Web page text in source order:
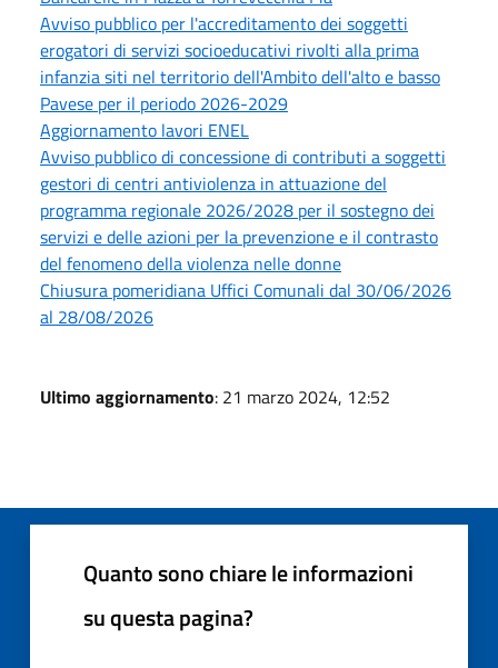
Avviso pubblico per l'accreditamento dei soggetti
erogatori di servizi socioeducativi rivolti alla prima
infanzia siti nel territorio dell'Ambito dell'alto e basso
Pavese per il periodo 2026-2029
Aggiornamento lavori ENEL
Avviso pubblico di concessione di contributi a soggetti
gestori di centri antiviolenza in attuazione del
programma regionale 2026/2028 per il sostegno dei
servizi e delle azioni per la prevenzione e il contrasto
del fenomeno della violenza nelle donne
Chiusura pomeridiana Uffici Comunali dal 30/06/2026
al 28/08/2026
Ultimo aggiornamento: 21 marzo 2024, 12:52
Quanto sono chiare le informazioni
su questa pagina?